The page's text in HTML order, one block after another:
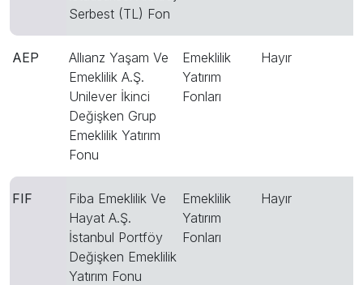
Serbest (TL) Fon
AEP
Allıanz Yaşam Ve
Emeklilik A.Ş.
Unilever İkinci
Değişken Grup
Emeklilik Yatırım
Fonu
Emeklilik
Yatırım
Fonları
Hayır
FIF
Fiba Emeklilik Ve
Hayat A.Ş.
İstanbul Portföy
Değişken Emeklilik
Yatırım Fonu
Emeklilik
Yatırım
Fonları
Hayır